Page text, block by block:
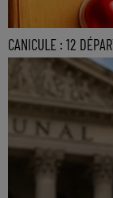
CANICULE : 12